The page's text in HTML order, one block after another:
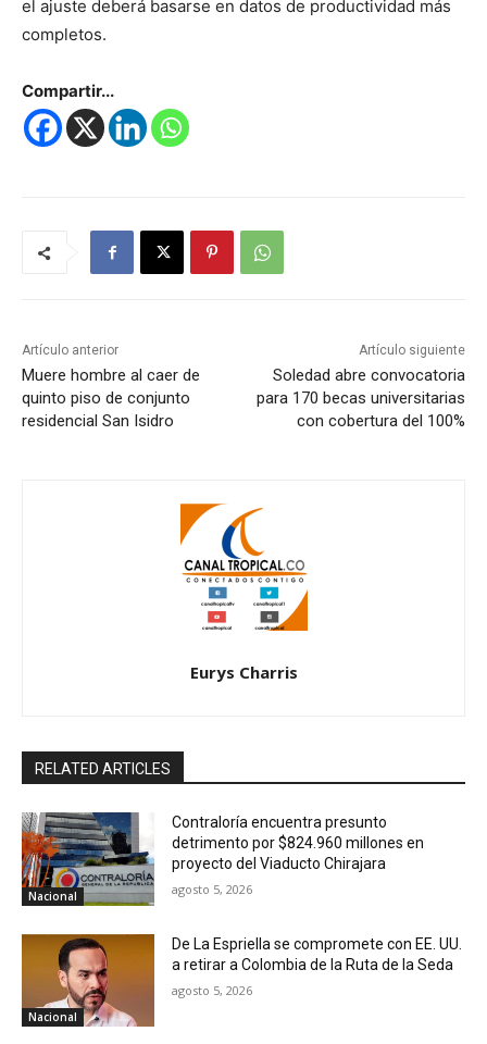
el ajuste deberá basarse en datos de productividad más
completos.
Compartir...
Artículo anterior
Muere hombre al caer de
quinto piso de conjunto
residencial San Isidro
Artículo siguiente
Soledad abre convocatoria
para 170 becas universitarias
con cobertura del 100%
Eurys Charris
RELATED ARTICLES
Nacional
Contraloría encuentra presunto
detrimento por $824.960 millones en
proyecto del Viaducto Chirajara
agosto 5, 2026
Nacional
De La Espriella se compromete con EE. UU.
a retirar a Colombia de la Ruta de la Seda
agosto 5, 2026